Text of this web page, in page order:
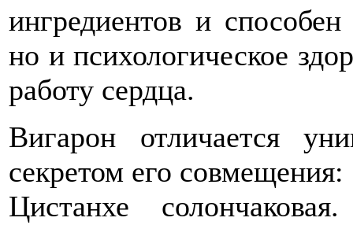
ингредиентов и
но и психологическое
работу сердца.
Вигарон отличается
секретом его совмещения:
Цистанхе